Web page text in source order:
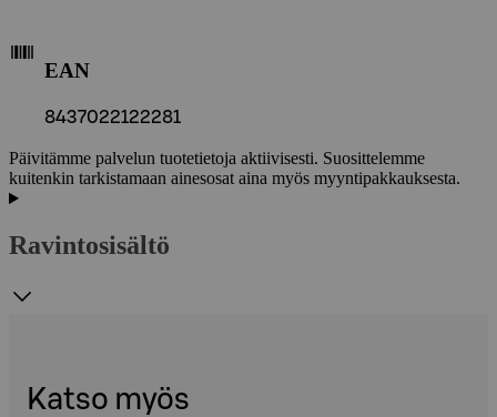
EAN
8437022122281
Päivitämme palvelun tuotetietoja aktiivisesti. Suosittelemme
kuitenkin tarkistamaan ainesosat aina myös myyntipakkauksesta.
Ravintosisältö
Katso myös